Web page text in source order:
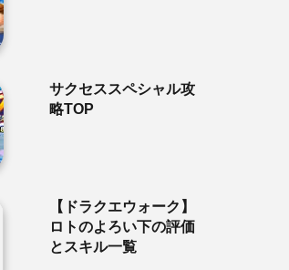
サクセススペシャル攻
略TOP
【ドラクエウォーク】
ロトのよろい下の評価
とスキル一覧